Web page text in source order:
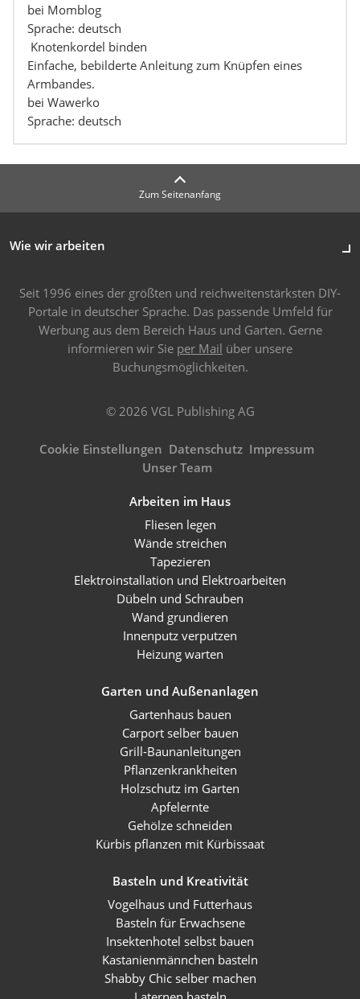
bei Momblog
Sprache: deutsch
Knotenkordel binden
Einfache, bebilderte Anleitung zum Knüpfen eines
Armbandes.
bei Wawerko
Sprache: deutsch
Zum Seitenanfang
Wie wir arbeiten
Seit 1996 eines der größten und reichweitenstärksten DIY-
Portale in deutscher Sprache. Das passende Umfeld für
Werbung aus dem Bereich Haus und Garten. Gerne
informieren wir Sie per Mail über unsere
Buchungsmöglichkeiten.
© 2026 VGL Publishing AG
Cookie Einstellungen Datenschutz Impressum
Unser Team
Arbeiten im Haus
Fliesen legen
Wände streichen
Tapezieren
Elektroinstallation und Elektroarbeiten
Dübeln und Schrauben
Wand grundieren
Innenputz verputzen
Heizung warten
Garten und Außenanlagen
Gartenhaus bauen
Carport selber bauen
Grill-Baunanleitungen
Pflanzenkrankheiten
Holzschutz im Garten
Apfelernte
Gehölze schneiden
Kürbis pflanzen mit Kürbissaat
Basteln und Kreativität
Vogelhaus und Futterhaus
Basteln für Erwachsene
Insektenhotel selbst bauen
Kastanienmännchen basteln
Shabby Chic selber machen